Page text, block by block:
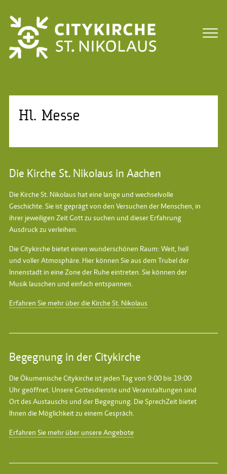
Hl. Messe
Die Kirche St. Nikolaus in Aachen
Die Kirche St. Nikolaus hat eine lange und wechselvolle
Geschichte. Sie ist geprägt von den Versuchen der Menschen, in
ihrer jeweiligen Zeit Gott zu suchen und dieser Erfahrung
Ausdruck zu verleihen.
Die Citykirche bietet einen wunderschönen Raum: Weit, hell
und voller Atmosphäre. Hier können Sie aus dem Trubel der
Innenstadt in eine Zone der Ruhe eintreten. Sie können der
Musik lauschen und einfach entspannen.
Erfahren Sie mehr über die Kirche St. Nikolaus
Begegnung in der Citykirche
Die Ökumenische Citykirche ist jeden Tag von 9:00 bis 19:00
Uhr geöffnet. Unsere Gottesdienste und Veranstaltungen sind
Ort des Austauschs und der Begegnung. Die SprechZeit bietet
Ihnen die Möglichkeit zu einem Gespräch.
Erfahren Sie mehr über unsere Angebote